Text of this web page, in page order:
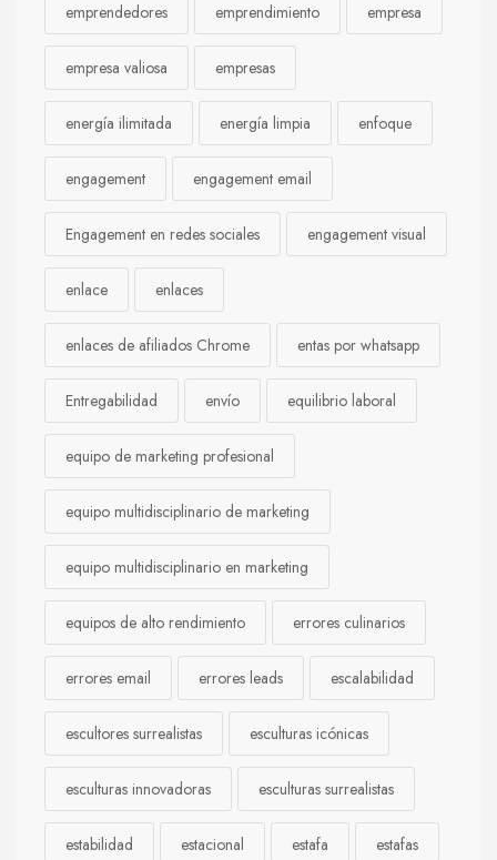
emprendedores emprendimiento empresa
empresa valiosa empresas
energía ilimitada energía limpia enfoque
engagement engagement email
Engagement en redes sociales engagement visual
enlace enlaces
enlaces de afiliados Chrome entas por whatsapp
Entregabilidad envío equilibrio laboral
equipo de marketing profesional
equipo multidisciplinario de marketing
equipo multidisciplinario en marketing
equipos de alto rendimiento errores culinarios
errores email errores leads escalabilidad
escultores surrealistas esculturas icónicas
esculturas innovadoras esculturas surrealistas
estabilidad estacional estafa estafas